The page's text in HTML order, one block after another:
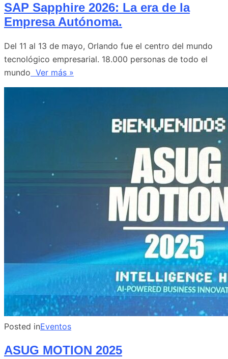
SAP Sapphire 2026: La era de la
Empresa Autónoma.
Del 11 al 13 de mayo, Orlando fue el centro del mundo
tecnológico empresarial. 18.000 personas de todo el
mundo Ver más »
Posted inEventos
ASUG MOTION 2025